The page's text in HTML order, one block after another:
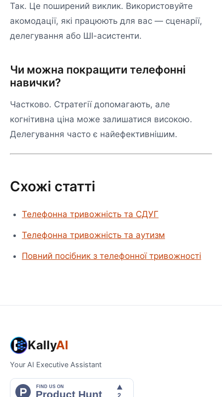
Так. Це поширений виклик. Використовуйте
акомодації, які працюють для вас — сценарії,
делегування або ШІ-асистенти.
Чи можна покращити телефонні
навички?
Частково. Стратегії допомагають, але
когнітивна ціна може залишатися високою.
Делегування часто є найефективнішим.
Схожі статті
Телефонна тривожність та СДУГ
Телефонна тривожність та аутизм
Повний посібник з телефонної тривожності
KallyAI
Your AI Executive Assistant